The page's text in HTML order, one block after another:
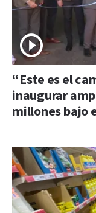
“Este es el
inaugurar
millones bajo